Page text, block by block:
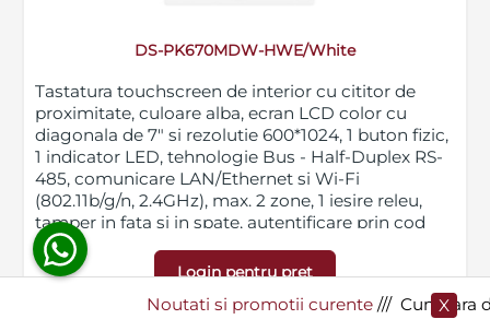
Noutati si promotii curente​/// Cumpara de la
X
DS-PK670MDW-HWE/White
Tastatura touchscreen de interior cu cititor de
proximitate, culoare alba, ecran LCD color cu
diagonala de 7" si rezolutie 600*1024, 1 buton fizic,
1 indicator LED, tehnologie Bus - Half-Duplex RS-
485, comunicare LAN/Ethernet si Wi-Fi
(802.11b/g/n, 2.4GHz), max. 2 zone, 1 iesire releu,
tamper in fata si in spate, autentificare prin cod
PIN de 4-6 cifre, prin card M1/DESFire sau prin
telecomanda (keyfob) cu frecventa 868 MHz si
capacitate istoric - 200 evenimente, montare pe
Login pentru pret